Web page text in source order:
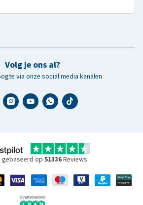
Volg je ons al?
via onze social media kanalen
gebaseerd op 51336Reviews